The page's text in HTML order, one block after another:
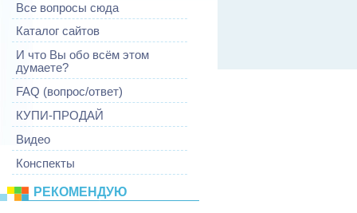
Все вопросы сюда
Каталог сайтов
И что Вы обо всём этом
думаете?
FAQ (вопрос/ответ)
КУПИ-ПРОДАЙ
Видео
Конспекты
РЕКОМЕНДУЮ